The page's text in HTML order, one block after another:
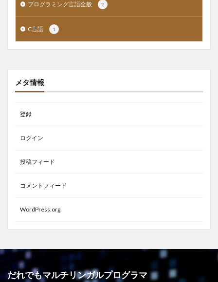
プログラミング言語全般 2
C言語 1
メタ情報
登録
ログイン
投稿フィード
コメントフィード
WordPress.org
だれでもマルチリンガルプログラマ